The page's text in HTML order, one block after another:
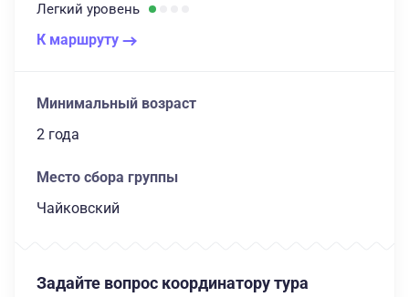
Легкий уровень
К маршруту
Минимальный возраст
2 года
Место сбора группы
Чайковский
Задайте вопрос координатору тура